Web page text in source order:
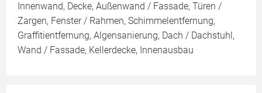
Innenwand, Decke, Außenwand / Fassade, Türen /
Zargen, Fenster / Rahmen, Schimmelentfernung,
Graffitientfernung, Algensanierung, Dach / Dachstuhl,
Wand / Fassade, Kellerdecke, Innenausbau